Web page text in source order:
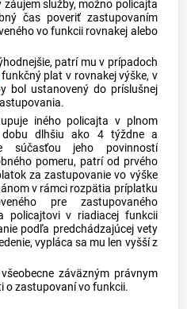
služby, možno policajta
čas poveriť zastupovaním
vo funkcii rovnakej alebo
patrí mu v prípadoch
funkčný plat v rovnakej výške, v
bol ustanovený do príslušnej
iného policajta v plnom
dlhšiu ako 4 týždne a
súčasťou jeho povinností
pomeru, patrí od prvého
za zastupovanie vo výške
v rámci rozpätia príplatku
pre zastupovaného
policajtovi v riadiacej funkcii
podľa predchádzajúcej vety
vypláca sa mu len vyšší z
záväzným právnym
o zastupovaní vo funkcii.